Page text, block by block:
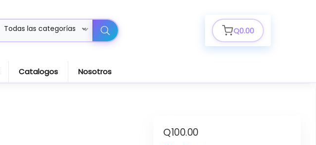
Todas las categorías Q0.00
Catalogos Nosotros
Q100.00